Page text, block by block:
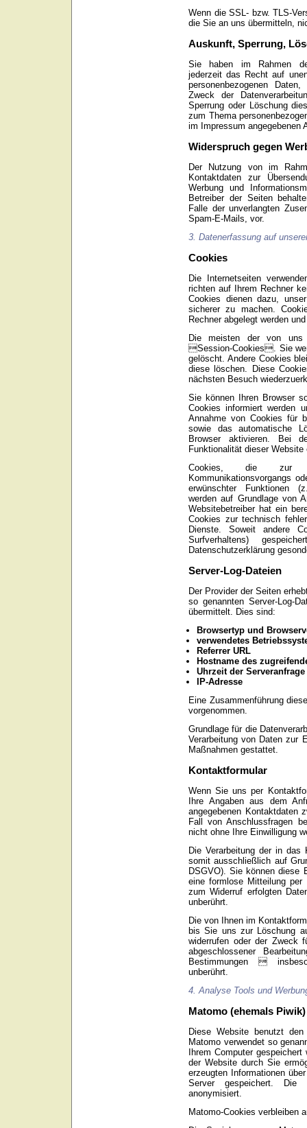
Wenn die SSL- bzw. TLS-
die Sie an uns übermitteln,
Auskunft, Sperrung,
Sie haben im Rahmen
jederzeit das Recht auf
personenbezogenen
Zweck der
Sperrung oder Löschung
zum Thema
im Impressum angegebenen
Widerspruch gegen
Der Nutzung von im
Kontaktdaten zur
Werbung und
Betreiber der Seiten
Falle der unverlangten
Spam-E-Mails, vor.
3. Datenerfassung auf
Cookies
Die Internetseiten
richten auf Ihrem Rechner
Cookies dienen dazu,
sicherer zu machen.
Rechner abgelegt werden
Die meisten der von uns
Session-Cookies. Sie
gelöscht. Andere Cookies
diese löschen. Diese
nächsten Besuch
Sie können Ihren Browser
Cookies informiert werden
Annahme von Cookies für
sowie das automatische
Browser aktivieren. Bei
Funktionalität dieser
Cookies, die zur
Kommunikationsvorgangs
erwünschter Funktionen
werden auf Grundlage von
Websitebetreiber hat ein
Cookies zur technisch
Dienste. Soweit andere
Surfverhaltens)
Datenschutzerklärung
Server-Log-Dateien
Der Provider der Seiten
so genannten Server-Log-
übermittelt. Dies sind:
Browsertyp und
verwendetes
Referrer URL
Hostname des
Uhrzeit der Serveranfrage
IP-Adresse
Eine Zusammenführung
vorgenommen.
Grundlage für die
Verarbeitung von Daten zur
Maßnahmen gestattet.
Kontaktformular
Wenn Sie uns per
Ihre Angaben aus dem
angegebenen Kontaktdaten
Fall von Anschlussfragen
nicht ohne Ihre Einwilligung
Die Verarbeitung der in das
somit ausschließlich auf
DSGVO). Sie können diese
eine formlose Mitteilung
zum Widerruf erfolgten
unberührt.
Die von Ihnen im
bis Sie uns zur Löschung
widerrufen oder der Zweck
abgeschlossener
Bestimmungen 
unberührt.
4. Analyse Tools und
Matomo (ehemals Piwik)
Diese Website benutzt
Matomo verwendet so
Ihrem Computer
der Website durch Sie
erzeugten Informationen
Server gespeichert. Die
anonymisiert.
Matomo-Cookies verbleiben